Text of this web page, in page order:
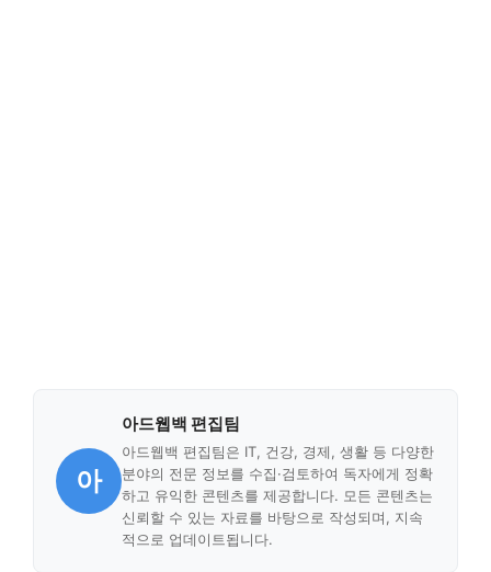
아
아드웹백 편집팀
아드웹백 편집팀은 IT, 건강, 경제, 생활 등 다양한
분야의 전문 정보를 수집·검토하여 독자에게 정확
하고 유익한 콘텐츠를 제공합니다. 모든 콘텐츠는
신뢰할 수 있는 자료를 바탕으로 작성되며, 지속
적으로 업데이트됩니다.